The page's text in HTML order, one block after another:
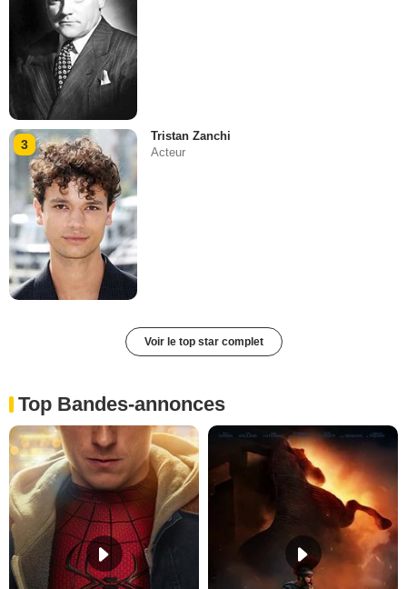
3
Tristan Zanchi
Acteur
Voir le top star complet
Top Bandes-annonces